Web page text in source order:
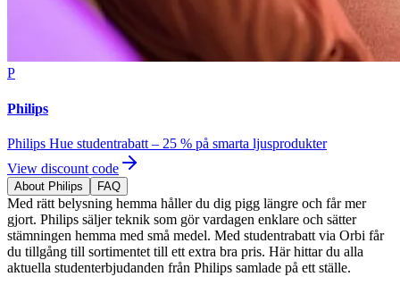
P
Philips
Philips Hue studentrabatt – 25 % på smarta ljusprodukter
View discount code
About Philips FAQ
Med rätt belysning hemma håller du dig pigg längre och får mer
gjort. Philips säljer teknik som gör vardagen enklare och sätter
stämningen hemma med små medel. Med studentrabatt via Orbi får
du tillgång till sortimentet till ett extra bra pris. Här hittar du alla
aktuella studenterbjudanden från Philips samlade på ett ställe.